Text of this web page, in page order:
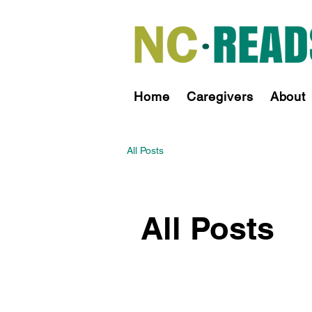
Home Caregivers About
All Posts
All Posts